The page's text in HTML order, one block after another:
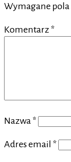
Wymagane pola
Komentarz *
Nazwa *
Adres email *